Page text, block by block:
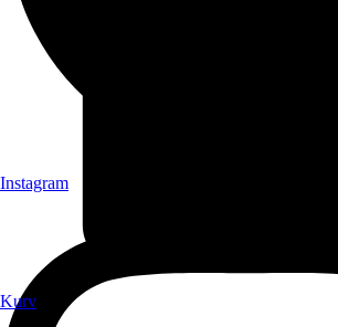
Kurv
Instagram